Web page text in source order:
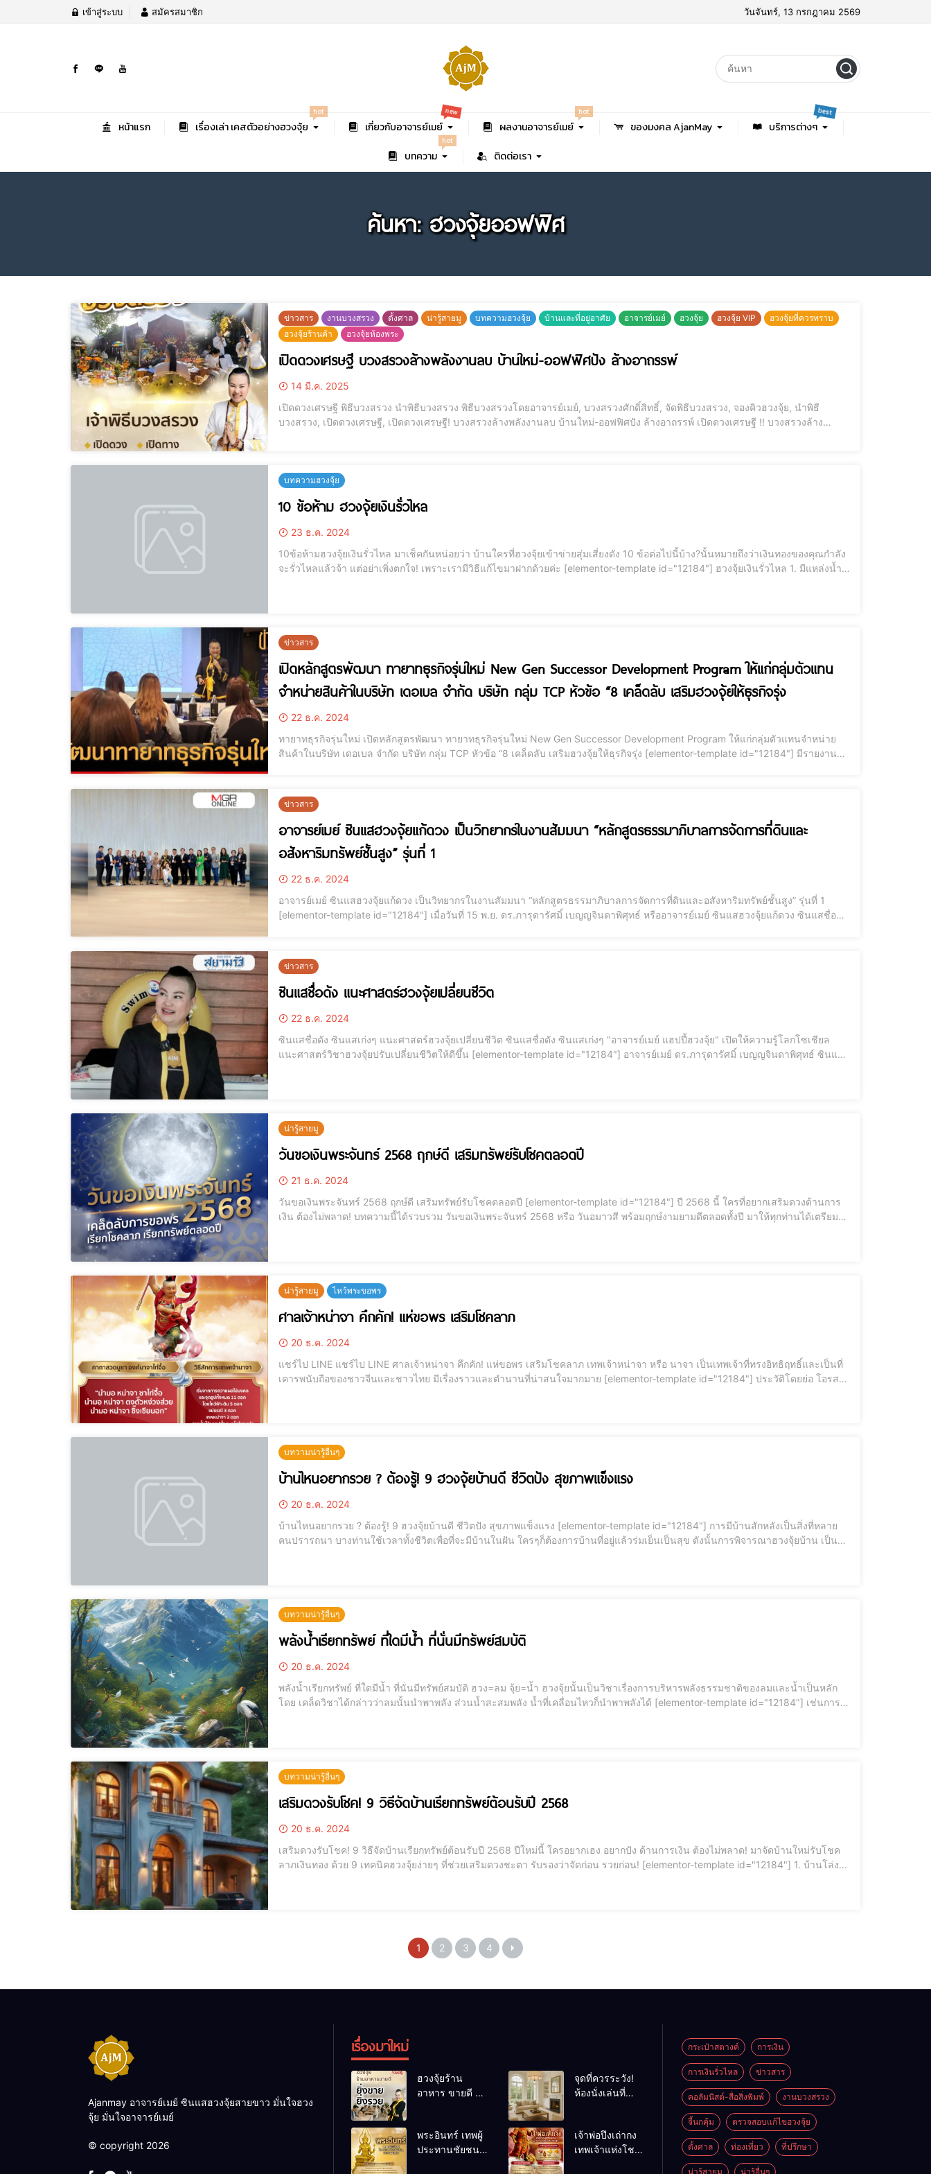
เข้าสู่ระบบ สมัครสมาชิก วันจันทร์, 13 กรกฎาคม 2569
หน้าแรก เรื่องเล่า เคสตัวอย่างฮวงจุ้ย
hot
เกี่ยวกับอาจารย์เมย์
new
ผลงานอาจารย์เมย์
hot
ของมงคล AjanMay บริการต่างๆ
best
บทความ
hot
ติดต่อเรา
ค้นหา: ฮวงจุ้ยออฟฟิศ
ข่าวสาร งานบวงสรวง ตั้งศาล น่ารู้สายมู บทความฮวงจุ้ย บ้านและที่อยู่อาศัย อาจารย์เมย์ ฮวงจุ้ย ฮวงจุ้ย VIP
ฮวงจุ้ยที่ควรทราบ
ฮวงจุ้ยร้านค้า
ฮวงจุ้ยห้องพระ
เปิดดวงเศรษฐี บวงสรวงล้างพลังงานลบ บ้านใหม่-ออฟฟิศปัง ล้างอาถรรพ์
14 มี.ค. 2025
เปิดดวงเศรษฐี พิธีบวงสรวง นำพิธีบวงสรวง พิธีบวงสรวงโดยอาจารย์เมย์, บวงสรวงศักดิ์สิทธิ์, จัดพิธีบวงสรวง, จองคิวฮวงจุ้ย, นำพิธี
บวงสรวง, เปิดดวงเศรษฐี, เปิดดวงเศรษฐี! บวงสรวงล้างพลังงานลบ บ้านใหม่-ออฟฟิศปัง ล้างอาถรรพ์ เปิดดวงเศรษฐี !! บวงสรวงล้าง
บทความฮวงจุ้ย
10 ข้อห้าม ฮวงจุ้ยเงินรั่วไหล
23 ธ.ค. 2024
10ข้อห้ามฮวงจุ้ยเงินรั่วไหล มาเช็คกันหน่อยว่า บ้านใครที่ฮวงจุ้ยเข้าข่ายสุ่มเสี่ยงดัง 10 ข้อต่อไปนี้บ้าง?นั้นหมายถึงว่าเงินทองของคุณกำลัง
จะรั่วไหลแล้วจ้า แต่อย่าเพิ่งตกใจ! เพราะเรามีวิธีแก้ไขมาฝากด้วยค่ะ [elementor-template id="12184"] ฮวงจุ้ยเงินรั่วไหล 1. มีแหล่งน้ำ
ข่าวสาร
เปิดหลักสูตรพัฒนา ทายาทธุรกิจรุ่นใหม่ New Gen Successor Development Program ให้แก่กลุ่มตัวแทน
จำหน่ายสินค้าในบริษัท เดอเบล จำกัด บริษัท กลุ่ม TCP หัวข้อ “8 เคล็ดลับ เสริมฮวงจุ้ยให้ธุรกิจรุ่ง
22 ธ.ค. 2024
ทายาทธุรกิจรุ่นใหม่ เปิดหลักสูตรพัฒนา ทายาทธุรกิจรุ่นใหม่ New Gen Successor Development Program ให้แก่กลุ่มตัวแทนจำหน่าย
สินค้าในบริษัท เดอเบล จำกัด บริษัท กลุ่ม TCP หัวข้อ “8 เคล็ดลับ เสริมฮวงจุ้ยให้ธุรกิจรุ่ง [elementor-template id="12184"] มีรายงานว่า
ข่าวสาร
อาจารย์เมย์ ซินแสฮวงจุ้ยแก้ดวง เป็นวิทยากรในงานสัมมนา “หลักสูตรธรรมาภิบาลการจัดการที่ดินและ
อสังหาริมทรัพย์ชั้นสูง” รุ่นที่ 1
22 ธ.ค. 2024
อาจารย์เมย์ ซินแสฮวงจุ้ยแก้ดวง เป็นวิทยากรในงานสัมมนา “หลักสูตรธรรมาภิบาลการจัดการที่ดินและอสังหาริมทรัพย์ชั้นสูง” รุ่นที่ 1
[elementor-template id="12184"] เมื่อวันที่ 15 พ.ย. ดร.ภารุดารัศมิ์ เบญญจินดาพิศุทธ์ หรืออาจารย์เมย์ ซินแสฮวงจุ้ยแก้ดวง ซินแสชื่อดัง
ข่าวสาร
ซินแสชื่อดัง แนะศาสตร์ฮวงจุ้ยเปลี่ยนชีวิต
22 ธ.ค. 2024
ซินแสชื่อดัง ซินแสเก่งๆ แนะศาสตร์ฮวงจุ้ยเปลี่ยนชีวิต ซินแสชื่อดัง ซินแสเก่งๆ "อาจารย์เมย์ แฮปปี้ฮวงจุ้ย" เปิดให้ความรู้โลกโซเชียล
แนะศาสตร์วิชาฮวงจุ้ยปรับเปลี่ยนชีวิตให้ดีขึ้น [elementor-template id="12184"] อาจารย์เมย์ ดร.ภารุดารัศมิ์ เบญญจินดาพิศุทธ์ ซินแสฮ
น่ารู้สายมู
วันขอเงินพระจันทร์ 2568 ฤกษ์ดี เสริมทรัพย์รับโชคตลอดปี
21 ธ.ค. 2024
วันขอเงินพระจันทร์ 2568 ฤกษ์ดี เสริมทรัพย์รับโชคตลอดปี [elementor-template id="12184"] ปี 2568 นี้ ใครที่อยากเสริมดวงด้านการ
เงิน ต้องไม่พลาด! บทความนี้ได้รวบรวม วันขอเงินพระจันทร์ 2568 หรือ วันอมาวสี พร้อมฤกษ์งามยามดีตลอดทั้งปี มาให้ทุกท่านได้เตรียมตัว
น่ารู้สายมู ไหว้พระขอพร
ศาลเจ้าหน่าจา คึกคัก! แห่ขอพร เสริมโชคลาภ
20 ธ.ค. 2024
แชร์ไป LINE แชร์ไป LINE ศาลเจ้าหน่าจา คึกคัก! แห่ขอพร เสริมโชคลาภ เทพเจ้าหน่าจา หรือ นาจา เป็นเทพเจ้าที่ทรงอิทธิฤทธิ์และเป็นที่
เคารพนับถือของชาวจีนและชาวไทย มีเรื่องราวและตำนานที่น่าสนใจมากมาย [elementor-template id="12184"] ประวัติโดยย่อ โอรส
บทวามน่ารู้อื่นๆ
บ้านไหนอยากรวย ? ต้องรู้! 9 ฮวงจุ้ยบ้านดี ชีวิตปัง สุขภาพแข็งแรง
20 ธ.ค. 2024
บ้านไหนอยากรวย ? ต้องรู้! 9 ฮวงจุ้ยบ้านดี ชีวิตปัง สุขภาพแข็งแรง [elementor-template id="12184"] การมีบ้านสักหลังเป็นสิ่งที่หลาย
คนปรารถนา บางท่านใช้เวลาทั้งชีวิตเพื่อที่จะมีบ้านในฝัน ใครๆก็ต้องการบ้านที่อยู่แล้วร่มเย็นเป็นสุข ดังนั้นการพิจารณาฮวงจุ้ยบ้าน เป็นสิ่ง
บทวามน่ารู้อื่นๆ
พลังน้ำเรียกทรัพย์ ที่ใดมีน้ำ ที่นั่นมีทรัพย์สมบัติ
20 ธ.ค. 2024
พลังน้ำเรียกทรัพย์ ที่ใดมีน้ำ ที่นั่นมีทรัพย์สมบัติ ฮวง=ลม จุ้ย=น้ำ ฮวงจุ้ยนั้นเป็นวิชาเรื่องการบริหารพลังธรรมชาติของลมและน้ำเป็นหลัก
โดย เคล็ดวิชาได้กล่าวว่าลมนั้นนำพาพลัง ส่วนน้ำสะสมพลัง น้ำที่เคลื่อนไหวก็นำพาพลังได้ [elementor-template id="12184"] เช่นการ
บทวามน่ารู้อื่นๆ
เสริมดวงรับโชค! 9 วิธีจัดบ้านเรียกทรัพย์ต้อนรับปี 2568
20 ธ.ค. 2024
เสริมดวงรับโชค! 9 วิธีจัดบ้านเรียกทรัพย์ต้อนรับปี 2568 ปีใหม่นี้ ใครอยากเฮง อยากปัง ด้านการเงิน ต้องไม่พลาด! มาจัดบ้านใหม่รับโชค
ลาภเงินทอง ด้วย 9 เทคนิคฮวงจุ้ยง่ายๆ ที่ช่วยเสริมดวงชะตา รับรองว่าจัดก่อน รวยก่อน! [elementor-template id="12184"] 1. บ้านโล่ง
1 2 3 4
Ajanmay อาจารย์เมย์ ซินแสฮวงจุ้ยสายขาว มั่นใจฮวง
จุ้ย มั่นใจอาจารย์เมย์
© copyright 2026
เรื่องมาใหม่
ฮวงจุ้ยร้าน
อาหาร ขายดี ยิ่ง
ปรับร้านให้ลูกค้า
แน่นตลอดปี
จุดที่ควรระวัง!
ห้องนั่งเล่นที่
พระอินทร์ เทพผู้
ประทานชัยชนะ
เจ้าพ่อปึงเถ่ากง
เทพเจ้าแห่งโชค
กระเป๋าสตางค์ การเงิน
การเงินรั่วไหล ข่าวสาร
คอลัมนิสต์-สื่อสิ่งพิมพ์ งานบวงสรวง
จี้นกคุ้ม ตรวจสอบแก้ไขฮวงจุ้ย
ตั้งศาล ท่องเที่ยว ที่ปรึกษา
น่ารู้สายมู น่ารู้อื่นๆ